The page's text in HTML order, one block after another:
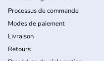
Processus de commande
Modes de paiement
Livraison
Retours